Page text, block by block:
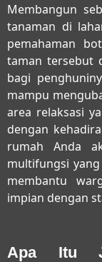
Membangun
tanaman di
pemahaman
taman tersebut
bagi
mampu
area relaksasi
dengan
rumah Anda
multifungsi
membantu
impian dengan
Apa Itu